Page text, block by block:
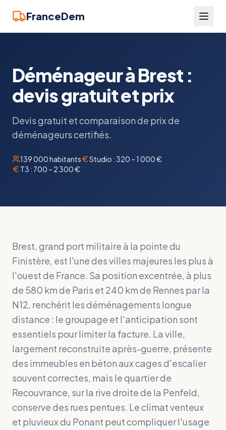
FranceDem
Déménageur à Brest :
devis gratuit et prix
Devis gratuit et comparaison de prix de
déménageurs certifiés.
139 000habitants Studio :320 – 1 000 €
T3 : 700 – 2 300 €
Brest, grand port militaire à la pointe du
Finistère, est l'une des villes majeures les plus à
l'ouest de France. Sa position excentrée, à plus
de 580 km de Paris et 240 km de Rennes par la
N12, renchérit les déménagements longue
distance : le groupage et l'anticipation sont
essentiels pour limiter la facture. La ville,
largement reconstruite après-guerre, présente
des immeubles en béton aux cages d'escalier
souvent correctes, mais le quartier de
Recouvrance, sur la rive droite de la Penfeld,
conserve des rues pentues. Le climat venteux
et pluvieux du Ponant peut compliquer l'usage